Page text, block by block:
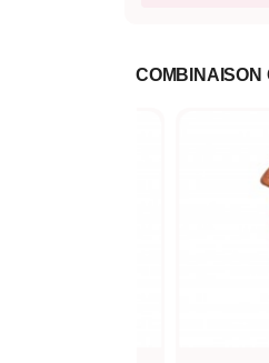
COMBINAISON